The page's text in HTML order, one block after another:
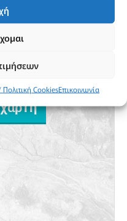
CookiesΕπικοινωνία